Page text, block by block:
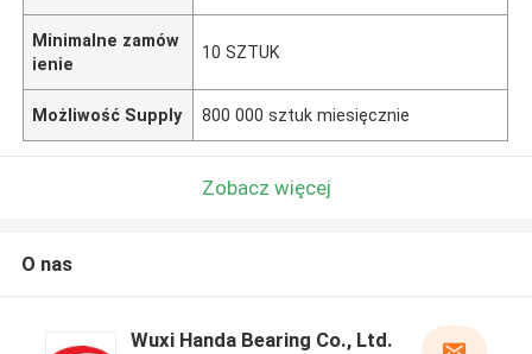
Minimalne zamów
ienie
10 SZTUK
Możliwość Supply 800 000 sztuk miesięcznie
Zobacz więcej
O nas
Wuxi Handa Bearing Co., Ltd.